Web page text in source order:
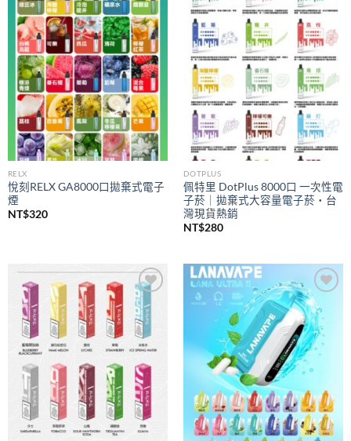
Add to
wishlist
RELX
悅刻RELX GA8000口拋棄式電子
煙
NT$320
Add to
DOTPLUS
佩特里 DotPlus 8000口 一次性電
子菸｜拋棄式大容量電子菸・台
灣現貨熱銷
NT$280
Add to
wishlist
Add to
wishlist